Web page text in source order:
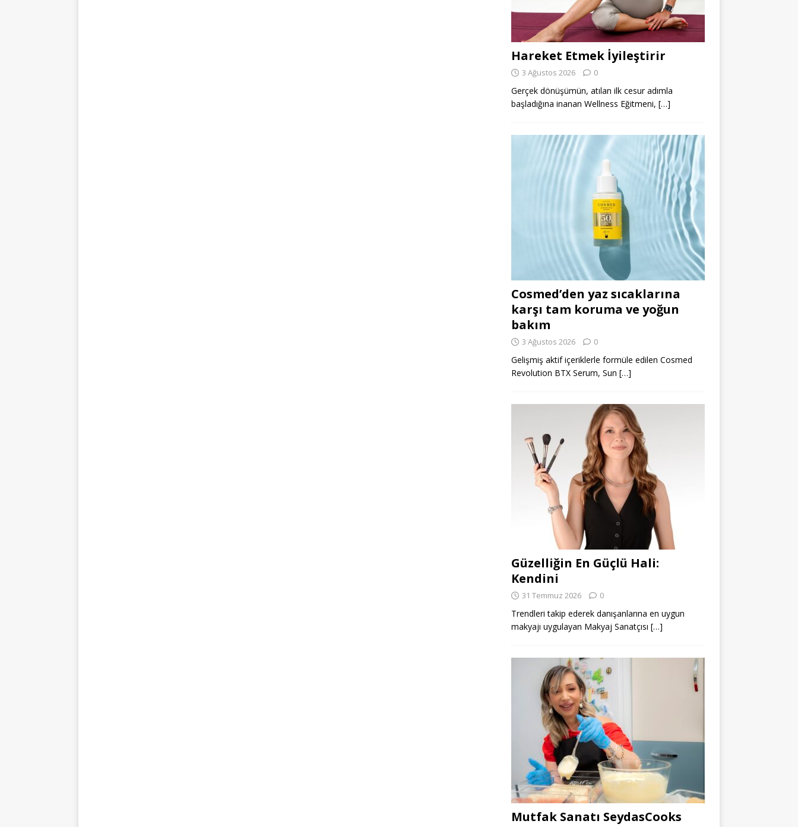
Hareket Etmek İyileştirir
3 Ağustos 2026 0
Gerçek dönüşümün, atılan ilk cesur adımla
başladığına inanan Wellness Eğitmeni, […]
Cosmed’den yaz sıcaklarına
karşı tam koruma ve yoğun
bakım
3 Ağustos 2026 0
Gelişmiş aktif içeriklerle formüle edilen Cosmed
Revolution BTX Serum, Sun […]
Güzelliğin En Güçlü Hali:
Kendini
31 Temmuz 2026 0
Trendleri takip ederek danışanlarına en uygun
makyajı uygulayan Makyaj Sanatçısı […]
Mutfak Sanatı SeydasCooks